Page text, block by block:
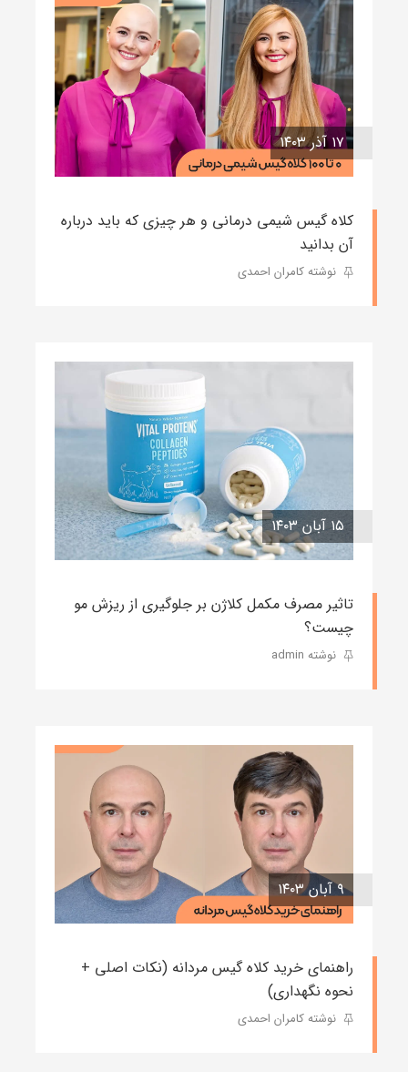
۱۷ آذر ۱۴۰۳
کلاه گیس شیمی درمانی و هر چیزی که باید درباره
آن بدانید
نوشته کامران احمدی
۱۵ آبان ۱۴۰۳
تاثیر مصرف مکمل کلاژن بر جلوگیری از ریزش مو
چیست؟
نوشته admin
۹ آبان ۱۴۰۳
راهنمای خرید کلاه گیس مردانه (نکات اصلی +
نحوه نگهداری)
نوشته کامران احمدی